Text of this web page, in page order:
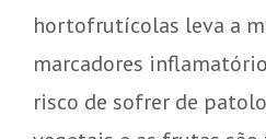
hortofrutícolas leva a
marcadores
risco de sofrer de